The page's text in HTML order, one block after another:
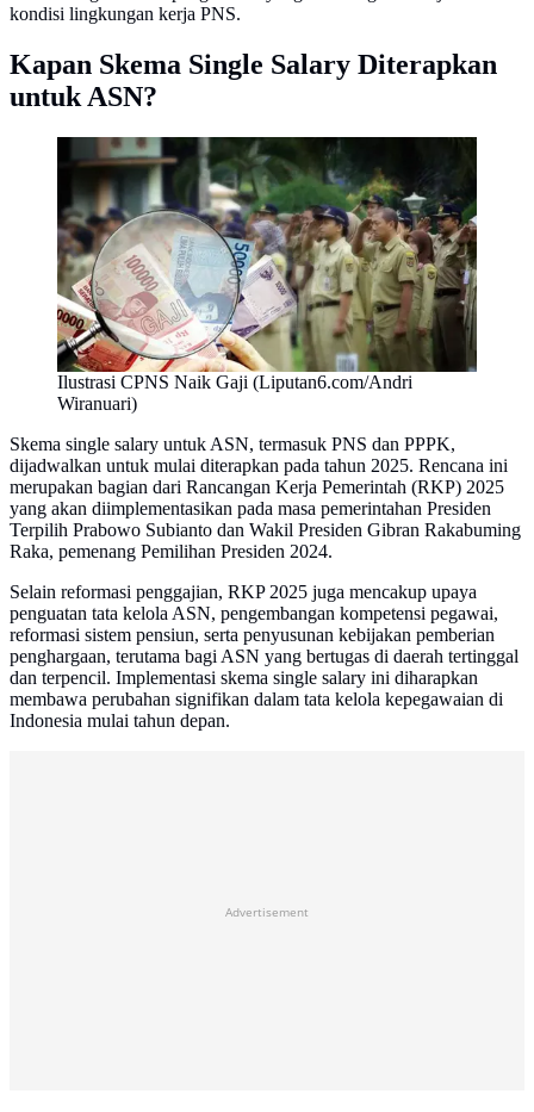
kondisi lingkungan kerja PNS.
Kapan Skema Single Salary Diterapkan
untuk ASN?
Ilustrasi CPNS Naik Gaji (Liputan6.com/Andri
Wiranuari)
Skema single salary untuk ASN, termasuk PNS dan PPPK,
dijadwalkan untuk mulai diterapkan pada tahun 2025. Rencana ini
merupakan bagian dari Rancangan Kerja Pemerintah (RKP) 2025
yang akan diimplementasikan pada masa pemerintahan Presiden
Terpilih Prabowo Subianto dan Wakil Presiden Gibran Rakabuming
Raka, pemenang Pemilihan Presiden 2024.
Selain reformasi penggajian, RKP 2025 juga mencakup upaya
penguatan tata kelola ASN, pengembangan kompetensi pegawai,
reformasi sistem pensiun, serta penyusunan kebijakan pemberian
penghargaan, terutama bagi ASN yang bertugas di daerah tertinggal
dan terpencil. Implementasi skema single salary ini diharapkan
membawa perubahan signifikan dalam tata kelola kepegawaian di
Indonesia mulai tahun depan.
Advertisement